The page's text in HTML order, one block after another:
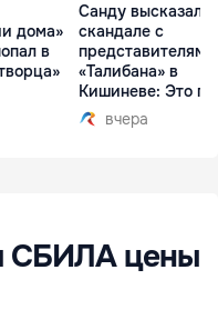
дома»
в
Санду
скандале с
представителями
«Талибана» в
Кишиневе: Это
вчера
СБИЛА цены